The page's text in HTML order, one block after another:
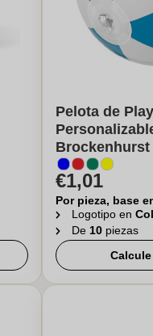
Pelota de
Brockenhurst
€1,01
Por pieza, base
Logotipo en
De 10 piezas